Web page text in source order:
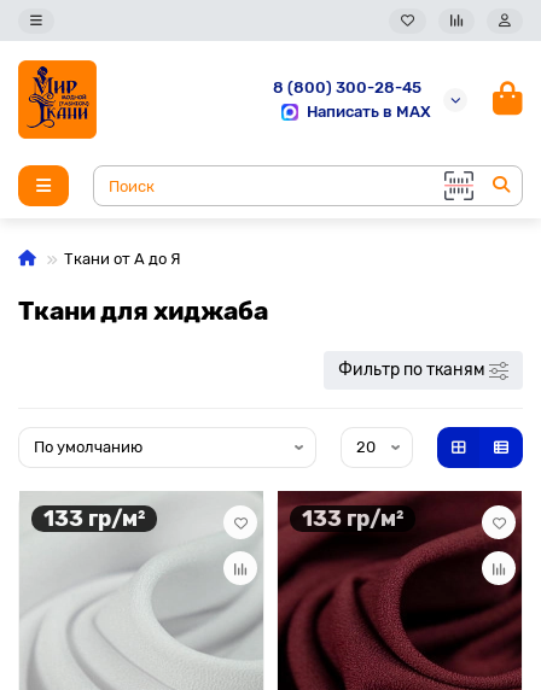
8 (800) 300-28-45
Написать в MAX
Ткани от А до Я
Ткани для хиджаба
Фильтр по тканям
133 гр/м² 133 гр/м²